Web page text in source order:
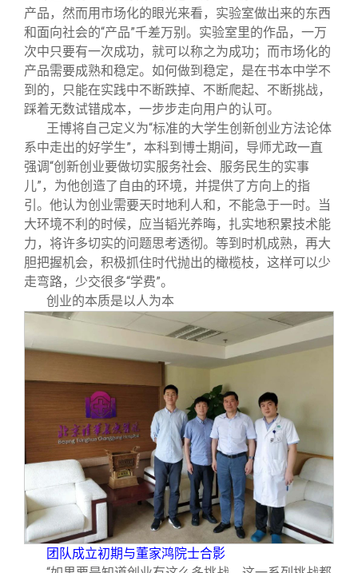
产品，然而用市场化的眼光来看，实验室做出来的东西
和面向社会的“产品”千差万别。实验室里的作品，一万
次中只要有一次成功，就可以称之为成功；而市场化的
产品需要成熟和稳定。如何做到稳定，是在书本中学不
到的，只能在实践中不断跌掉、不断爬起、不断挑战，
踩着无数试错成本，一步步走向用户的认可。
王博将自己定义为“标准的大学生创新创业方法论体
系中走出的好学生”，本科到博士期间，导师尤政一直
强调“创新创业要做切实服务社会、服务民生的实事
儿”，为他创造了自由的环境，并提供了方向上的指
引。他认为创业需要天时地利人和，不能急于一时。当
大环境不利的时候，应当韬光养晦，扎实地积累技术能
力，将许多切实的问题思考透彻。等到时机成熟，再大
胆把握机会，积极抓住时代抛出的橄榄枝，这样可以少
走弯路，少交很多“学费”。
创业的本质是以人为本
团队成立初期与董家鸿院士合影